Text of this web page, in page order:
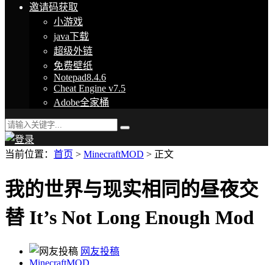
邀请码获取
小游戏
java下载
超级外链
免费壁纸
Notepad8.4.6
Cheat Engine v7.5
Adobe全家桶
当前位置： 首页 > MinecraftMOD > 正文
我的世界与现实相同的昼夜交
替 It’s Not Long Enough Mod
网友投稿
MinecraftMOD